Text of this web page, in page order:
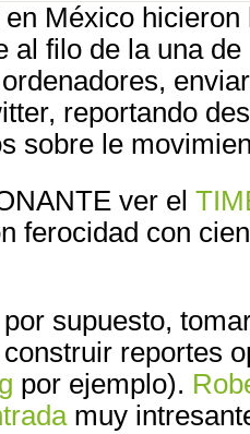
México hicieron
al filo de la una
reportando
sobre le
ver el
ferocidad con
supuesto,
reportes
por ejemplo).
muy